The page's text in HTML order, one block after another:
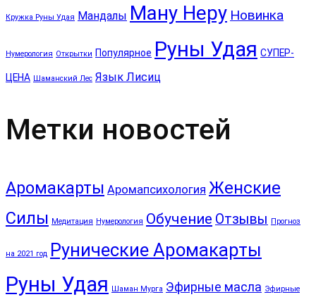
Кружка Руны Удая Мандалы Ману Неру Новинка
Нумерология Открытки Популярное Руны Удая СУПЕР-
ЦЕНА Шаманский Лес Язык Лисиц
Метки новостей
Аромакарты Аромапсихология Женские
Силы Медитация Нумерология Обучение Отзывы Прогноз
на 2021 год Рунические Аромакарты
Руны Удая Шаман Мурга Эфирные масла Эфирные